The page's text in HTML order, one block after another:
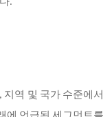
.
역 및 국가 수준에서